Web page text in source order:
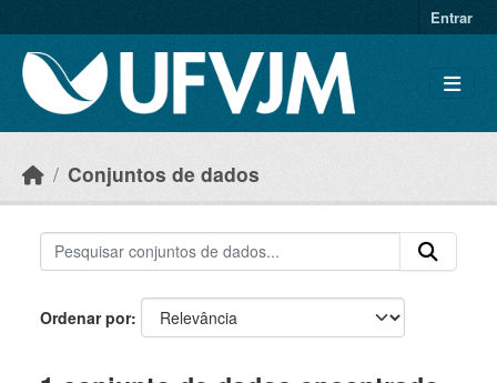
Entrar
Conjuntos de dados
Ordenar por